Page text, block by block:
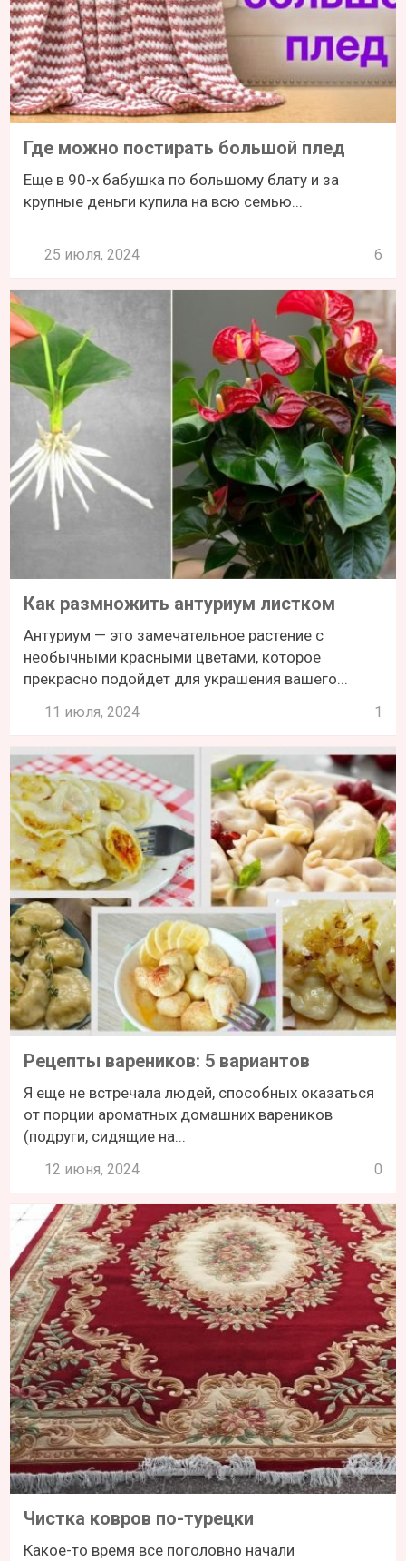
Где можно постирать большой плед
Еще в 90-х бабушка по большому блату и за
крупные деньги купила на всю семью...
25 июля, 2024 6
Как размножить антуриум листком
Антуриум — это замечательное растение с
необычными красными цветами, которое
прекрасно подойдет для украшения вашего...
11 июля, 2024 1
Рецепты вареников: 5 вариантов
Я еще не встречала людей, способных оказаться
от порции ароматных домашних вареников
(подруги, сидящие на...
12 июня, 2024 0
Чистка ковров по-турецки
Какое-то время все поголовно начали